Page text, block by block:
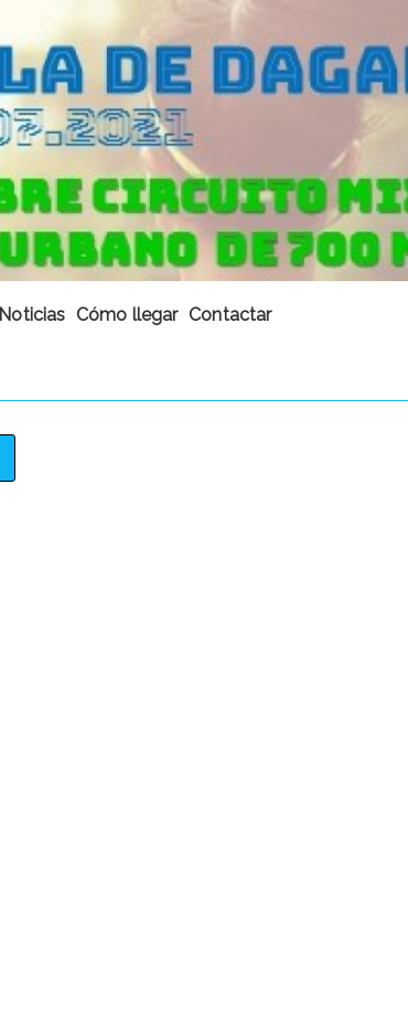
Noticias Cómo llegar Contactar